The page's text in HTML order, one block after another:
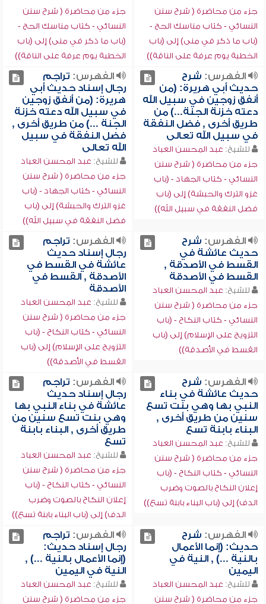
جزء من محاضرة ( شرح سنن
النسائي - كتاب مناسك الحج -
(باب ما ذكر في منى) إلى (باب
الخطبة يوم عرفة على الناقة))
جزء من محاضرة ( شرح سنن
النسائي - كتاب مناسك الحج -
(باب ما ذكر في منى) إلى (باب
الخطبة يوم عرفة على الناقة))
الفهرس: شرح
حديث أبي هريرة: (من
أنفق زوجين في سبيل الله
دعته خزنة الجنة...) من
طريق أخرى , فضل النفقة
في سبيل الله تعالى
للشيخ: عبد المحسن العباد
جزء من محاضرة ( شرح سنن
النسائي - كتاب الجهاد - (باب
غزو الترك والحبشة) إلى (باب
فضل النفقة في سبيل الله))
الفهرس: تراجم
رجال إسناد حديث أبي
هريرة: (من أنفق زوجين
في سبيل الله دعته خزنة
الجنة ...) من طريق أخرى ,
فضل النفقة في سبيل
الله تعالى
للشيخ: عبد المحسن العباد
جزء من محاضرة ( شرح سنن
النسائي - كتاب الجهاد - (باب
غزو الترك والحبشة) إلى (باب
فضل النفقة في سبيل الله))
الفهرس: شرح
حديث عائشة في
القسط في الأصدقة ,
القسط في الأصدقة
للشيخ: عبد المحسن العباد
جزء من محاضرة ( شرح سنن
النسائي - كتاب النكاح - (باب
التزويج على الإسلام) إلى (باب
القسط في الأصدقة))
الفهرس: تراجم
رجال إسناد حديث
عائشة في القسط في
الأصدقة , القسط في
الأصدقة
للشيخ: عبد المحسن العباد
جزء من محاضرة ( شرح سنن
النسائي - كتاب النكاح - (باب
التزويج على الإسلام) إلى (باب
القسط في الأصدقة))
الفهرس: شرح
حديث عائشة في بناء
النبي بها وهي بنت تسع
سنين من طريق أخرى ,
البناء بابنة تسع
للشيخ: عبد المحسن العباد
جزء من محاضرة ( شرح سنن
النسائي - كتاب النكاح - (باب
إعلان النكاح بالصوت وضرب
الدف) إلى (باب البناء بابنة تسع))
الفهرس: تراجم
رجال إسناد حديث
عائشة في بناء النبي بها
وهي بنت تسع سنين من
طريق أخرى , البناء بابنة
تسع
للشيخ: عبد المحسن العباد
جزء من محاضرة ( شرح سنن
النسائي - كتاب النكاح - (باب
إعلان النكاح بالصوت وضرب
الدف) إلى (باب البناء بابنة تسع))
الفهرس: شرح
حديث: (إنما الأعمال
بالنية ...) , النية في
اليمين
للشيخ: عبد المحسن العباد
جزء من محاضرة ( شرح سنن
الفهرس: تراجم
رجال إسناد حديث:
(إنما الأعمال بالنية ...) ,
النية في اليمين
للشيخ: عبد المحسن العباد
جزء من محاضرة ( شرح سنن